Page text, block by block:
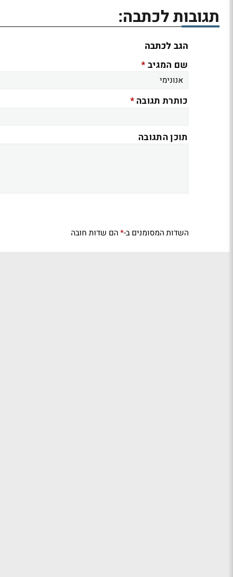
תגובות לכתבה:
הגב לכתבה
שם המגיב*
כותרת תגובה*
תוכן התגובה
השדות המסומנים ב-*הם שדות חובה